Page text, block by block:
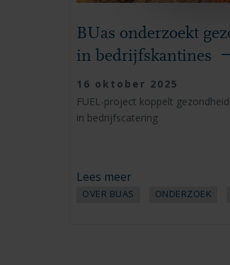
BUas onderzoekt
in bedrijfskantines
16 oktober 2025
FUEL-project koppelt
in bedrijfscatering
Lees meer
OVER BUAS ONDERZOEK